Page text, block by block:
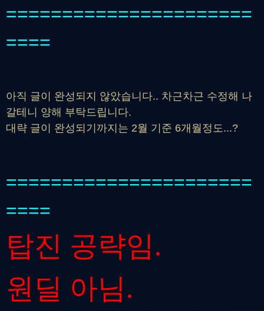
======================
====
아직 글이 완성되지 않았습니다.. 차근차근 수정해 나
갈테니 양해 부탁드립니다.
대략 글이 완성되기까지는 2월 기준 6개월정도...?
======================
====
탑진 공략임.
원딜 아님.